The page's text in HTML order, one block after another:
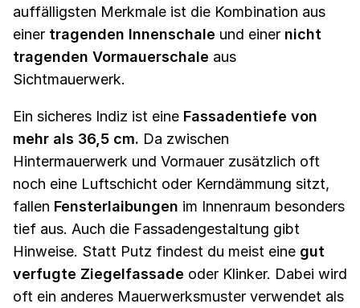
auffälligsten Merkmale ist die Kombination aus
einer tragenden Innenschale und einer nicht
tragenden Vormauerschale aus
Sichtmauerwerk.
Ein sicheres Indiz ist eine Fassadentiefe von
mehr als 36,5 cm. Da zwischen
Hintermauerwerk und Vormauer zusätzlich oft
noch eine Luftschicht oder Kerndämmung sitzt,
fallen Fensterlaibungen im Innenraum besonders
tief aus. Auch die Fassadengestaltung gibt
Hinweise. Statt Putz findest du meist eine gut
verfugte Ziegelfassade oder Klinker. Dabei wird
oft ein anderes Mauerwerksmuster verwendet als